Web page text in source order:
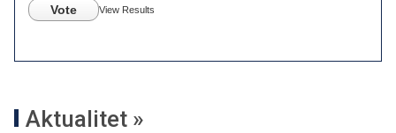
Vote View Results
Aktualitet »